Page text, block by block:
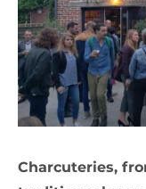
Charcuteries,